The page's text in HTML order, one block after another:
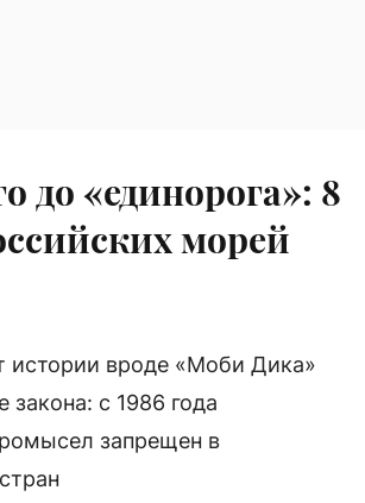
до «единорога»: 8
морей
истории вроде «Моби Дика»
закона: с 1986 года
запрещен в